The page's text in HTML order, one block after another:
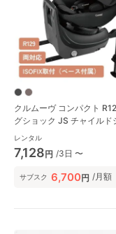
クルムーヴ コンパクト
グショック JS チャイルド
ンビ(Combi)
レンタル
7,128円 /3日 〜
サブスク 6,700円 /月額